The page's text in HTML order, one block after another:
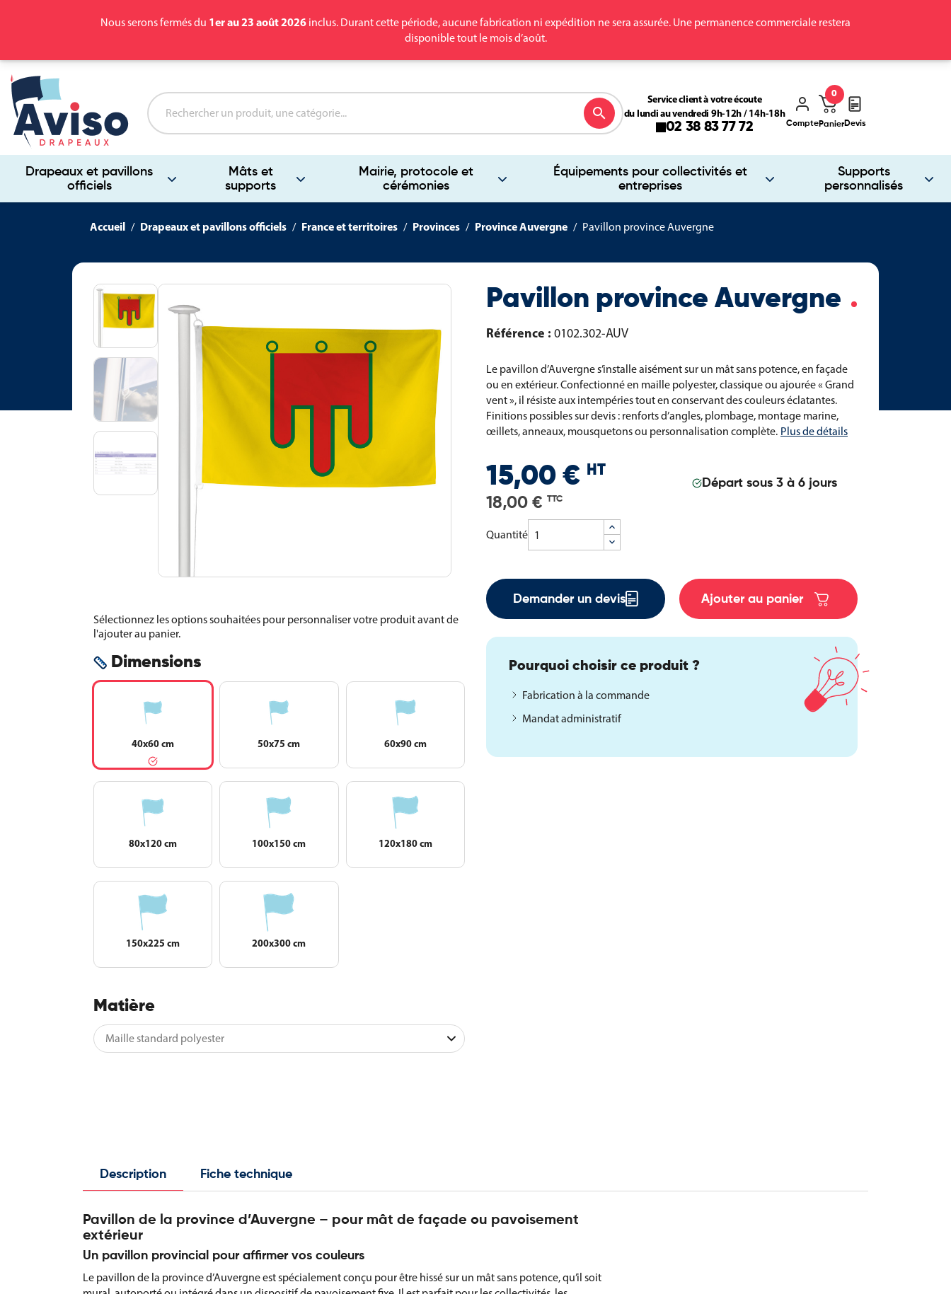
Nous serons fermés du 1er au 23 août 2026 inclus. Durant cette période, aucune fabrication ni expédition ne sera assurée. Une permanence commerciale restera
disponible tout le mois d’août.
Drapeaux et pavillons
officiels
Mâts et
supports
Mairie, protocole et
cérémonies
Équipements pour collectivités et
entreprises
Supports
personnalisés
search
Service client à votre écoute
du lundi au vendredi 9h-12h / 14h-18h
02 38 83 77 72 ComptePanier
0
Devis
Accueil Drapeaux et pavillons officiels France et territoires Provinces Province Auvergne Pavillon province Auvergne
Sélectionnez les options souhaitées pour personnaliser votre produit avant de
l'ajouter au panier.
Dimensions
40x60 cm 50x75 cm 60x90 cm
80x120 cm 100x150 cm 120x180 cm
150x225 cm 200x300 cm
Matière
Pavillon province Auvergne
Référence : 0102.302-AUV
Le pavillon d’Auvergne s’installe aisément sur un mât sans potence, en façade
ou en extérieur. Confectionné en maille polyester, classique ou ajourée « Grand
vent », il résiste aux intempéries tout en conservant des couleurs éclatantes.
Finitions possibles sur devis : renforts d’angles, plombage, montage marine,
œillets, anneaux, mousquetons ou personnalisation complète. Plus de détails
15,00 € HT
18,00 € TTC
Départ sous 3 à 6 jours
Quantité
Demander un devis Ajouter au panier
Pourquoi choisir ce produit ?
Fabrication à la commande
Mandat administratif
Description Fiche technique
Pavillon de la province d’Auvergne – pour mât de façade ou pavoisement
extérieur
Un pavillon provincial pour affirmer vos couleurs
Le pavillon de la province d’Auvergne est spécialement conçu pour être hissé sur un mât sans potence, qu’il soit